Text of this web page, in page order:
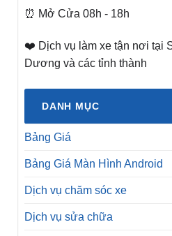
⏰ Mở Cửa 08h - 18h
❤️ Dịch vụ làm xe tận nơi tại
Dương và các tỉnh thành
DANH MỤC
Bảng Giá
Bảng Giá Màn Hình Android
Dịch vụ chăm sóc xe
Dịch vụ sửa chữa